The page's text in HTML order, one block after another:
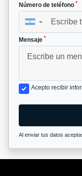
Número de teléfono *
▼
Mensaje *
Acepto recibir
Al enviar tus datos